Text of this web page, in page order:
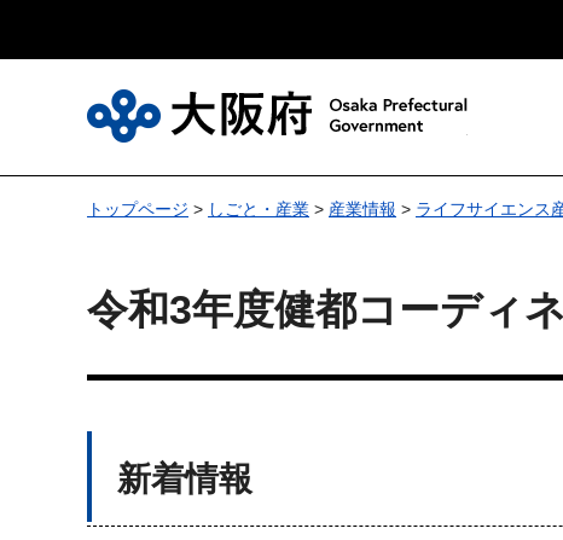
トップページ > しごと・産業 > 産業情報 > ライフサイエンス
令和3年度健都コーディ
新着情報